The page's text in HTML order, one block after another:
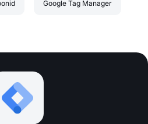
Google Tag Manager